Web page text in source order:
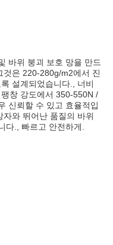
바위 붕괴 보호 망을 만드
것은 220-280g/m2에서 진
설계되었습니다., 너비
창 강도에서 350-550N /
신뢰할 수 있고 효율적입
와 뛰어난 품질의 바위
다., 빠르고 안전하게.